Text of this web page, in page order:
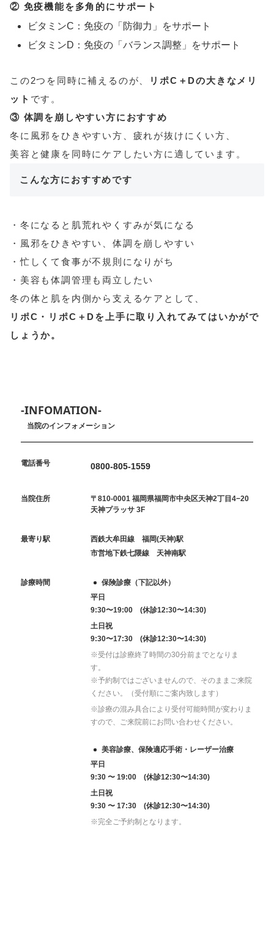
② 免疫機能を多角的にサポート
ビタミンC：免疫の「防御力」をサポート
ビタミンD：免疫の「バランス調整」をサポート
この2つを同時に補えるのが、
リポC＋Dの大きなメリ
ット です。
③ 体調を崩しやすい方におすすめ
冬に風邪をひきやすい方、疲れが抜けにくい方、
美容と健康を同時にケアしたい方に適しています。
こんな方におすすめです
・冬になると肌荒れやくすみが気になる
・風邪をひきやすい、体調を崩しやすい
・忙しくて食事が不規則になりがち
・美容も体調管理も両立したい
冬の体と肌を内側から支えるケアとして、
リポC・リポC＋Dを上手に取り入れてみてはいかがで
しょうか。
-INFOMATION-
当院のインフォメーション
電話番号 0800-805-1559
当院住所
〒810-0001 福岡県福岡市中央区天神2丁目4−20
天神プラッサ 3F
最寄り駅
西鉄大牟田線 福岡(天神)駅
市営地下鉄七隈線 天神南駅
診療時間
保険診療（下記以外）
平日
9:30〜19:00 (休診12:30〜14:30)
土日祝
9:30〜17:30 (休診12:30〜14:30)
※受付は診療終了時間の30分前までとなりま
す。
※予約制ではございませんので、そのままご来院
ください。（受付順にご案内致します）
※診療の混み具合により受付可能時間が変わりま
すので、ご来院前にお問い合わせください。
美容診療、保険適応手術・レーザー治療
平日
9:30 〜 19:00 (休診12:30〜14:30)
土日祝
9:30 〜 17:30 (休診12:30〜14:30)
※完全ご予約制となります。